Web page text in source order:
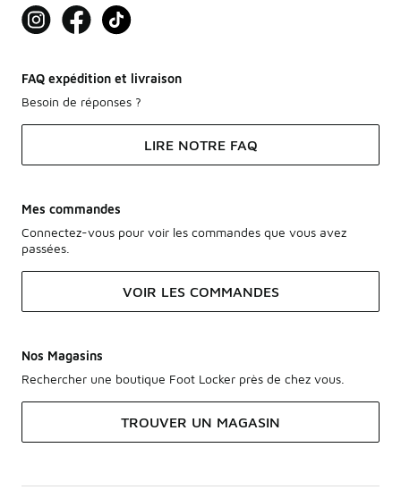
FAQ expédition et livraison
Besoin de réponses ?
LIRE NOTRE FAQ
Mes commandes
Connectez-vous pour voir les commandes que vous avez
passées.
VOIR LES COMMANDES
Nos Magasins
Rechercher une boutique Foot Locker près de chez vous.
TROUVER UN MAGASIN